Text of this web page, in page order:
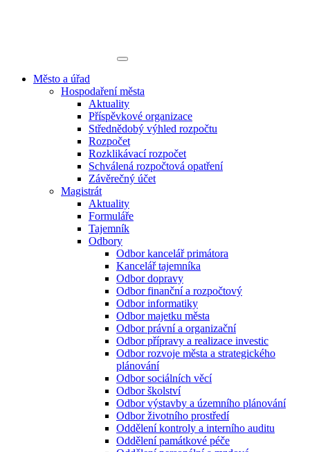
Město a úřad
Hospodaření města
Aktuality
Příspěvkové organizace
Střednědobý výhled rozpočtu
Rozpočet
Rozklikávací rozpočet
Schválená rozpočtová opatření
Závěrečný účet
Magistrát
Aktuality
Formuláře
Tajemník
Odbory
Odbor kancelář primátora
Kancelář tajemníka
Odbor dopravy
Odbor finanční a rozpočtový
Odbor informatiky
Odbor majetku města
Odbor právní a organizační
Odbor přípravy a realizace investic
Odbor rozvoje města a strategického
plánování
Odbor sociálních věcí
Odbor školství
Odbor výstavby a územního plánování
Odbor životního prostředí
Oddělení kontroly a interního auditu
Oddělení památkové péče